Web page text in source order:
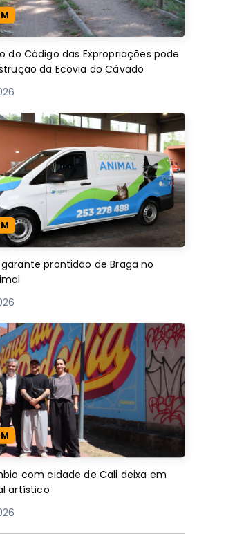
pode
da Ecovia do Cávado
prontidão de Braga no
com cidade de Cali deixa em
artístico